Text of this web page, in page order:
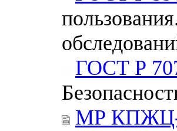
ГОСТ Р
МР КПЖЦ-